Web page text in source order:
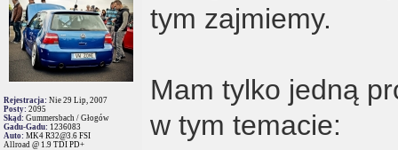
Rejestracja: Nie 29 Lip, 2007
Posty: 2095
Skąd: Gummersbach / Głogów
Gadu-Gadu: 1236083
Auto: MK4 R32@3.6 FSI
Allroad @ 1.9 TDI PD+
tym zajmiemy.
Mam tylko jedną
w tym temacie: